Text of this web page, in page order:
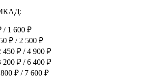
/ 1 600 ₽
₽ / 2 500 ₽
₽ / 4 900 ₽
₽ / 6 400 ₽
₽ / 7 600 ₽